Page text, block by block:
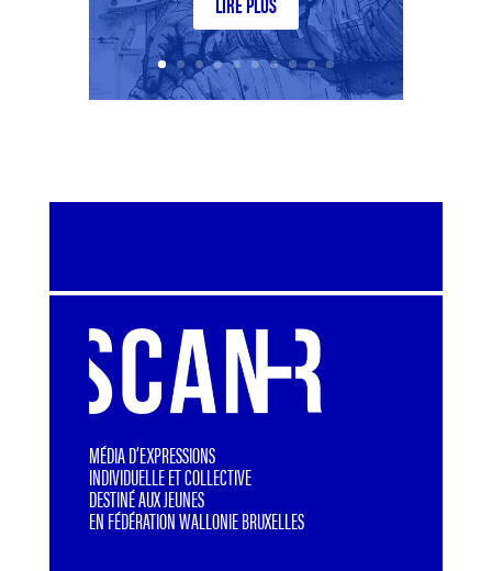
MÉDIA D’EXPRESSIONS
INDIVIDUELLE ET COLLECTIVE
DESTINÉ AUX JEUNES
EN FÉDÉRATION WALLONIE BRUXELLES